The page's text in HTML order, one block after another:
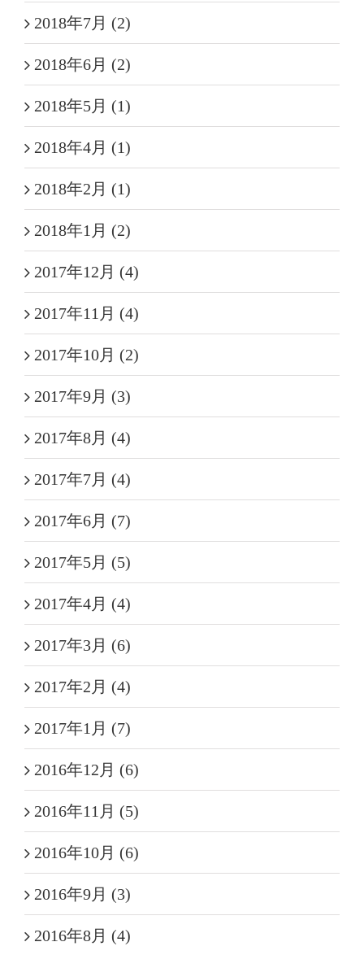
2018年7月 (2)
2018年6月 (2)
2018年5月 (1)
2018年4月 (1)
2018年2月 (1)
2018年1月 (2)
2017年12月 (4)
2017年11月 (4)
2017年10月 (2)
2017年9月 (3)
2017年8月 (4)
2017年7月 (4)
2017年6月 (7)
2017年5月 (5)
2017年4月 (4)
2017年3月 (6)
2017年2月 (4)
2017年1月 (7)
2016年12月 (6)
2016年11月 (5)
2016年10月 (6)
2016年9月 (3)
2016年8月 (4)